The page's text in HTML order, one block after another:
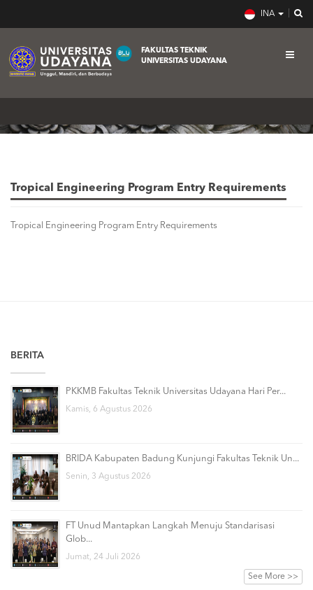
INA
FAKULTAS TEKNIK
UNIVERSITAS UDAYANA
Beranda Tropical Engineering Program Entry Requirements
Tropical Engineering Program Entry Requirements
Tropical Engineering Program Entry Requirements
BERITA
PKKMB Fakultas Teknik Universitas Udayana Hari Per...
Kamis, 6 Agustus 2026
BRIDA Kabupaten Badung Kunjungi Fakultas Teknik Un...
Senin, 3 Agustus 2026
FT Unud Mantapkan Langkah Menuju Standarisasi
Glob...
Jumat, 24 Juli 2026
See More >>